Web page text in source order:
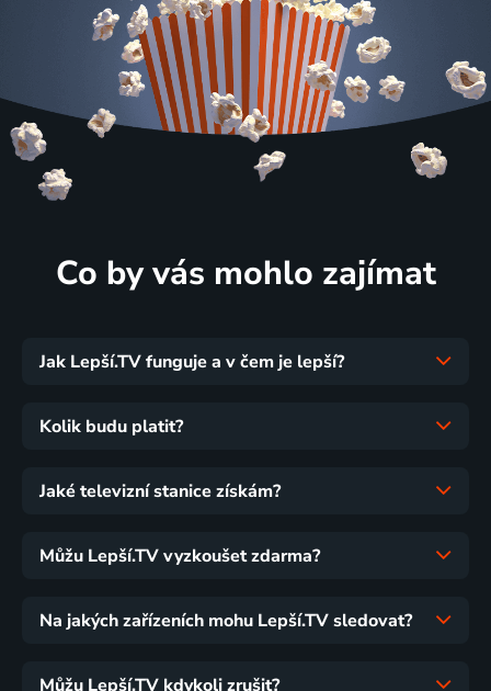
Co by vás mohlo zajímat
Jak Lepší.TV funguje a v čem je lepší?
Kolik budu platit?
Jaké televizní stanice získám?
Můžu Lepší.TV vyzkoušet zdarma?
Na jakých zařízeních mohu Lepší.TV sledovat?
Můžu Lepší.TV kdykoli zrušit?